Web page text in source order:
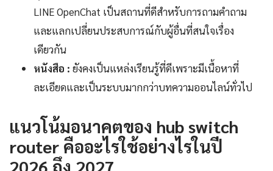
LINE OpenChat เป็นสถานที่ดีสำหรับการถามคำถาม
และแลกเปลี่ยนประสบการณ์กับผู้อื่นที่สนใจเรื่อง
เดียวกัน
หนังสือ : ยังคงเป็นแหล่งเรียนรู้ที่ดีเพราะมีเนื้อหาที่
ละเอียดและเป็นระบบมากกว่าบทความออนไลน์ทั่วไป
แนวโน้มอนาคตของ hub switch
router คืออะไรใช้อย่างไรในปี
2026 ถึง 2027